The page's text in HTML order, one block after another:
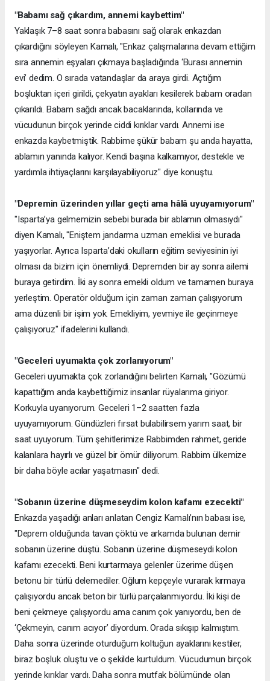
"Babamı sağ çıkardım, annemi kaybettim"
Yaklaşık 7–8 saat sonra babasını sağ olarak enkazdan
çıkardığını söyleyen Kamalı, "Enkaz çalışmalarına devam ettiğim
sıra annemin eşyaları çıkmaya başladığında ‘Burası annemin
evi’ dedim. O sırada vatandaşlar da araya girdi. Açtığım
boşluktan içeri girildi, çekyatın ayakları kesilerek babam oradan
çıkarıldı. Babam sağdı ancak bacaklarında, kollarında ve
vücudunun birçok yerinde ciddi kırıklar vardı. Annemi ise
enkazda kaybetmiştik. Rabbime şükür babam şu anda hayatta,
ablamın yanında kalıyor. Kendi başına kalkamıyor, destekle ve
yardımla ihtiyaçlarını karşılayabiliyoruz" diye konuştu.
"Depremin üzerinden yıllar geçti ama hâlâ uyuyamıyorum"
"Isparta’ya gelmemizin sebebi burada bir ablamın olmasıydı"
diyen Kamalı, "Eniştem jandarma uzman emeklisi ve burada
yaşıyorlar. Ayrıca Isparta’daki okulların eğitim seviyesinin iyi
olması da bizim için önemliydi. Depremden bir ay sonra ailemi
buraya getirdim. İki ay sonra emekli oldum ve tamamen buraya
yerleştim. Operatör olduğum için zaman zaman çalışıyorum
ama düzenli bir işim yok. Emekliyim, yevmiye ile geçinmeye
çalışıyoruz" ifadelerini kullandı.
"Geceleri uyumakta çok zorlanıyorum"
Geceleri uyumakta çok zorlandığını belirten Kamalı, "Gözümü
kapattığım anda kaybettiğimiz insanlar rüyalarıma giriyor.
Korkuyla uyanıyorum. Geceleri 1–2 saatten fazla
uyuyamıyorum. Gündüzleri fırsat bulabilirsem yarım saat, bir
saat uyuyorum. Tüm şehitlerimize Rabbimden rahmet, geride
kalanlara hayırlı ve güzel bir ömür diliyorum. Rabbim ülkemize
bir daha böyle acılar yaşatmasın" dedi.
"Sobanın üzerine düşmeseydim kolon kafamı ezecekti"
Enkazda yaşadığı anları anlatan Cengiz Kamalı’nın babası ise,
"Deprem olduğunda tavan çöktü ve arkamda bulunan demir
sobanın üzerine düştü. Sobanın üzerine düşmeseydi kolon
kafamı ezecekti. Beni kurtarmaya gelenler üzerime düşen
betonu bir türlü delemediler. Oğlum kepçeyle vurarak kırmaya
çalışıyordu ancak beton bir türlü parçalanmıyordu. İki kişi de
beni çekmeye çalışıyordu ama canım çok yanıyordu, ben de
‘Çekmeyin, canım acıyor’ diyordum. Orada sıkışıp kalmıştım.
Daha sonra üzerinde oturduğum koltuğun ayaklarını kestiler,
biraz boşluk oluştu ve o şekilde kurtuldum. Vücudumun birçok
yerinde kırıklar vardı. Daha sonra mutfak bölümünde olan